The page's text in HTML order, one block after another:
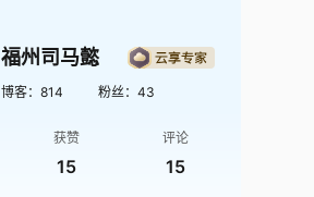
福州司马懿
博客： 814 粉丝： 43
获赞
15
评论
15